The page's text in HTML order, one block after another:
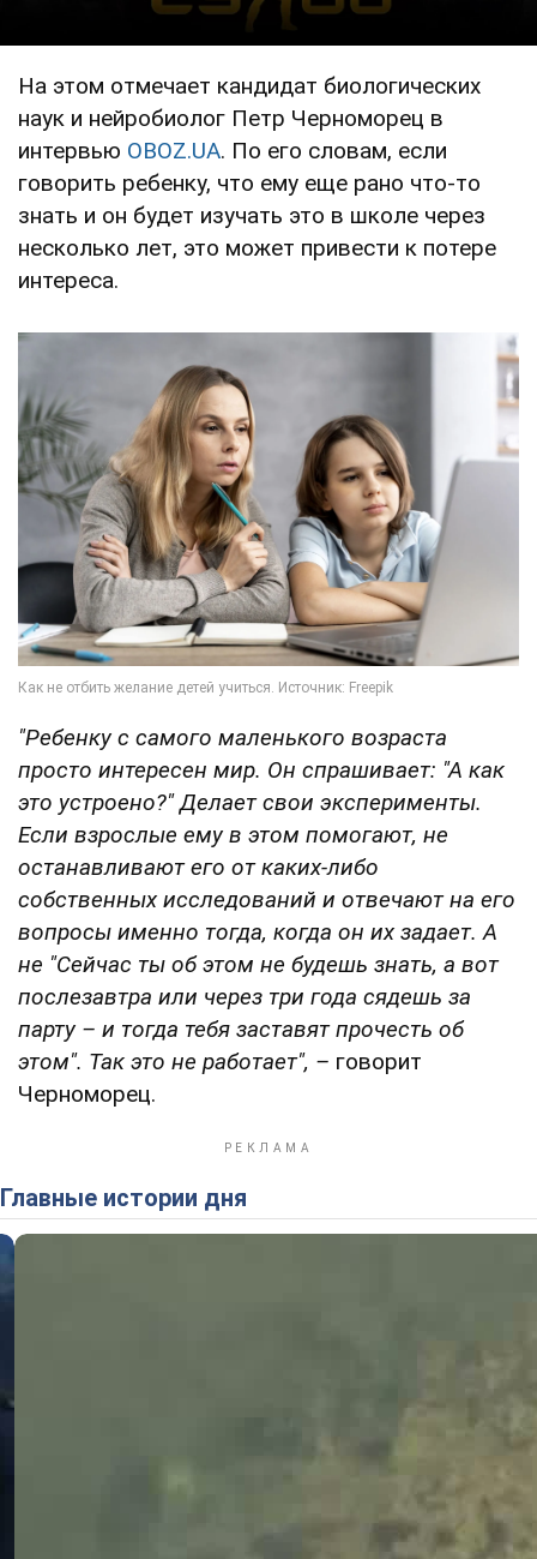
На этом отмечает кандидат биологических
наук и нейробиолог Петр Черноморец в
интервью OBOZ.UA. По его словам, если
говорить ребенку, что ему еще рано что-то
знать и он будет изучать это в школе через
несколько лет, это может привести к потере
интереса.
"Ребенку с самого маленького возраста
просто интересен мир. Он спрашивает: "А как
это устроено?" Делает свои эксперименты.
Если взрослые ему в этом помогают, не
останавливают его от каких-либо
собственных исследований и отвечают на его
вопросы именно тогда, когда он их задает. А
не "Сейчас ты об этом не будешь знать, а вот
послезавтра или через три года сядешь за
парту – и тогда тебя заставят прочесть об
этом". Так это не работает", – говорит
Черноморец.
Главные истории дня